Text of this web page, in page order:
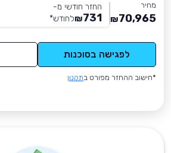
מחיר
70,965
₪
החזר חודשי מ-
731
₪לחודש*
לפגישה בסוכנות
*חישוב ההחזר מפורט בתקנון